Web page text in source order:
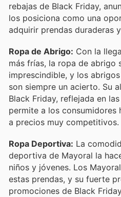
rebajas de Black Friday,
los posiciona como una
adquirir prendas duraderas
Ropa de Abrigo: Con la
más frías, la ropa de abrigo
imprescindible, y los
son siempre un acierto. Su
Black Friday, reflejada en
permite a los consumidores
a precios muy competitivos.
Ropa Deportiva: La
deportiva de Mayoral la
niños y jóvenes. Los
estas prendas, y su fuerte
promociones de Black